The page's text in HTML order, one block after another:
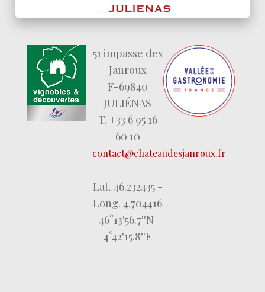
51 impasse des
Janroux
F-69840
JULIÉNAS
T. +33 6 95 16
60 10
contact@chateaudesjanroux.fr
Lat. 46.232435 -
Long. 4.704416
46°13'56.7''N
4°42'15.8''E